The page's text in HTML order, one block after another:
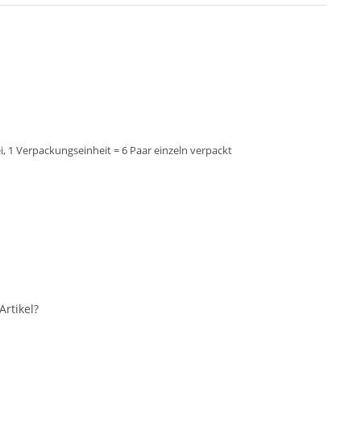
Verpackungseinheit = 6 Paar einzeln verpackt